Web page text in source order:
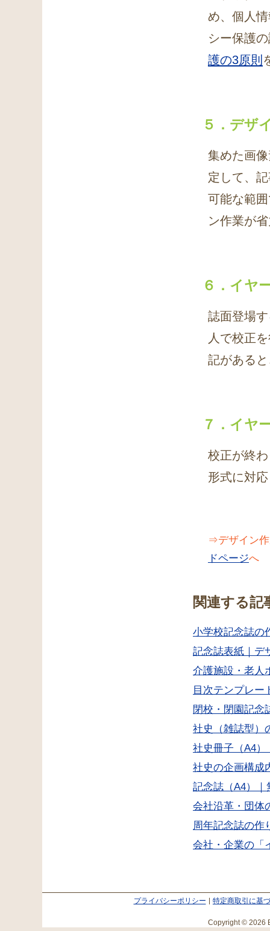
め、個人
シー保護
護の3原則
５．デザ
集めた画
定して、
可能な範
ン作業が
６．イヤ
誌面登場
人で校正
記がある
７．イヤ
校正が終
形式に対
⇒デザイン作
ドページへ
関連する記
小学校記念誌の
記念誌表紙｜デ
介護施設・老人
目次テンプレー
閉校・閉園記念
社史（雑誌型）
社史冊子（A4
社史の企画構成
記念誌（A4）
会社沿革・団体
周年記念誌の作
会社・企業の「
プライバシーポリシー 特定商取引に基
Copyright © 2026